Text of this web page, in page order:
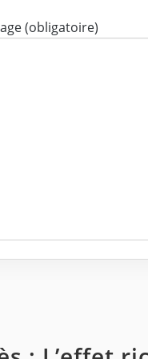
Texte de votre message (obligatoire)